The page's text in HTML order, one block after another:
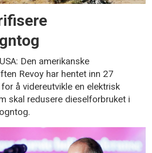
Den amerikanske
Revoy har hentet inn 27
å videreutvikle en elektrisk
skal redusere dieselforbruket i